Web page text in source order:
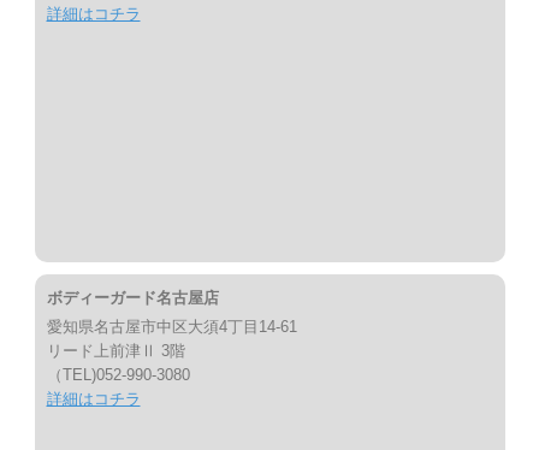
詳細はコチラ
ボディーガード名古屋店
愛知県名古屋市中区大須4丁目14-61
リード上前津Ⅱ 3階
（TEL)052-990-3080
詳細はコチラ